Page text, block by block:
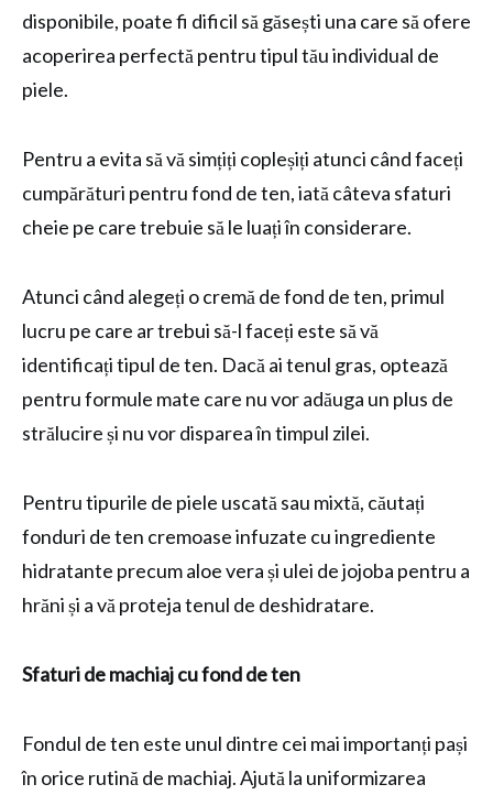
disponibile, poate fi dificil să găsești una care să ofere
acoperirea perfectă pentru tipul tău individual de
piele.
Pentru a evita să vă simțiți copleșiți atunci când faceți
cumpărături pentru fond de ten, iată câteva sfaturi
cheie pe care trebuie să le luați în considerare.
Atunci când alegeți o cremă de fond de ten, primul
lucru pe care ar trebui să-l faceți este să vă
identificați tipul de ten. Dacă ai tenul gras, optează
pentru formule mate care nu vor adăuga un plus de
strălucire și nu vor disparea în timpul zilei.
Pentru tipurile de piele uscată sau mixtă, căutați
fonduri de ten cremoase infuzate cu ingrediente
hidratante precum aloe vera și ulei de jojoba pentru a
hrăni și a vă proteja tenul de deshidratare.
Sfaturi de machiaj cu fond de ten
Fondul de ten este unul dintre cei mai importanți pași
în orice rutină de machiaj. Ajută la uniformizarea